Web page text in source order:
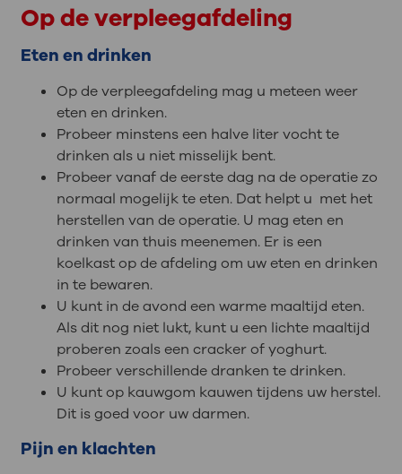
Op de verpleegafdeling
Eten en drinken
Op de verpleegafdeling mag u meteen weer
eten en drinken.
Probeer minstens een halve liter vocht te
drinken als u niet misselijk bent.
Probeer vanaf de eerste dag na de operatie zo
normaal mogelijk te eten. Dat helpt u met het
herstellen van de operatie. U mag eten en
drinken van thuis meenemen. Er is een
koelkast op de afdeling om uw eten en drinken
in te bewaren.
U kunt in de avond een warme maaltijd eten.
Als dit nog niet lukt, kunt u een lichte maaltijd
proberen zoals een cracker of yoghurt.
Probeer verschillende dranken te drinken.
U kunt op kauwgom kauwen tijdens uw herstel.
Dit is goed voor uw darmen.
Pijn en klachten